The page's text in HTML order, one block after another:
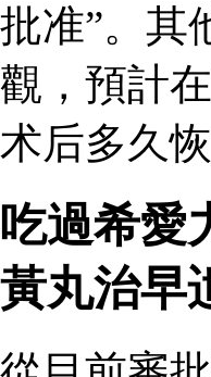
批准”。其
觀，預計
术后多久
吃過希愛
黃丸治早